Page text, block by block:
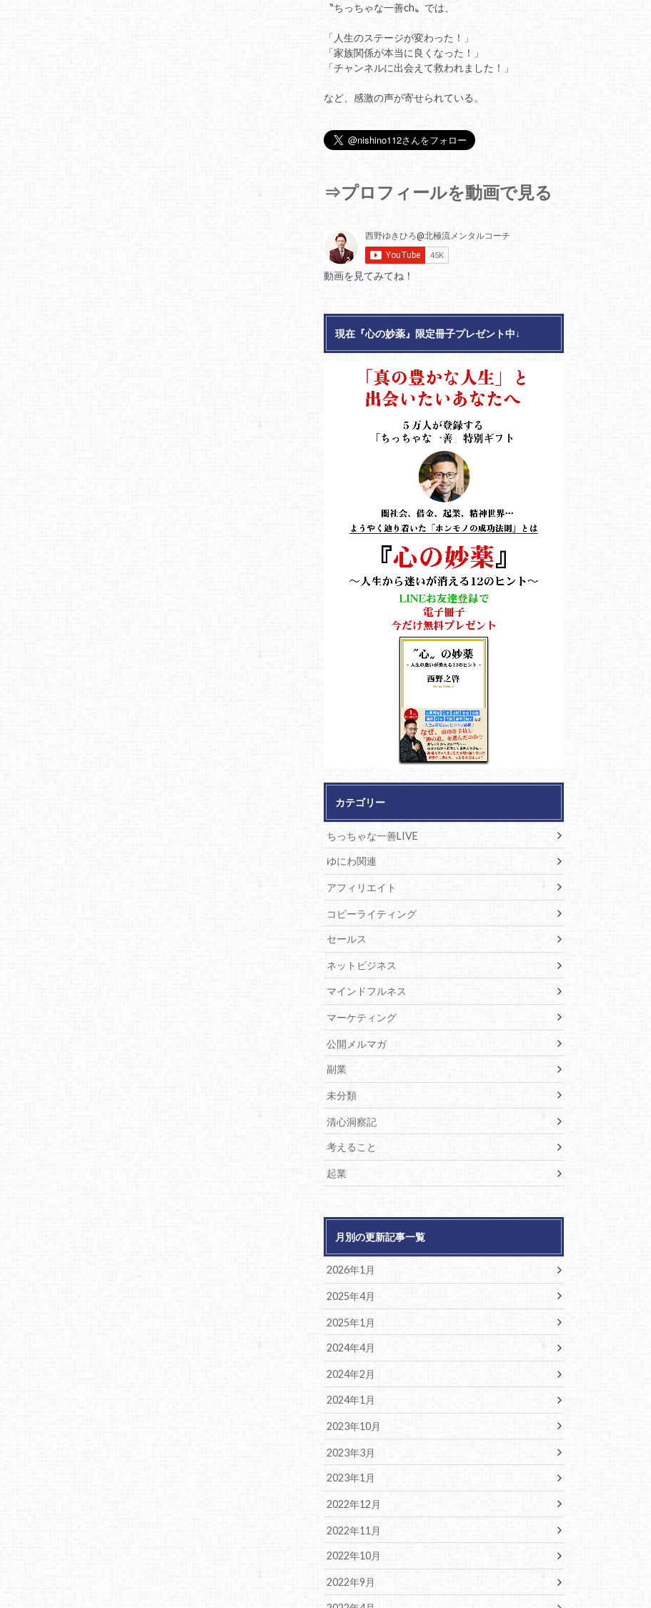
〝ちっちゃな一善ch〟では、
「人生のステージが変わった！」
「家族関係が本当に良くなった！」
「チャンネルに出会えて救われました！」
など、感激の声が寄せられている。
⇒プロフィールを動画で見る
動画を見てみてね！
現在『心の妙薬』限定冊子プレゼント中↓
カテゴリー
ちっちゃな一善LIVE
ゆにわ関連
アフィリエイト
コピーライティング
セールス
ネットビジネス
マインドフルネス
マーケティング
公開メルマガ
副業
未分類
清心洞察記
考えること
起業
月別の更新記事一覧
2026年1月
2025年4月
2025年1月
2024年4月
2024年2月
2024年1月
2023年10月
2023年3月
2023年1月
2022年12月
2022年11月
2022年10月
2022年9月